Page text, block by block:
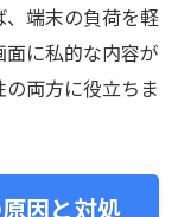
端末の負荷を軽
に私的な内容が
両方に役立ちま
因と対処